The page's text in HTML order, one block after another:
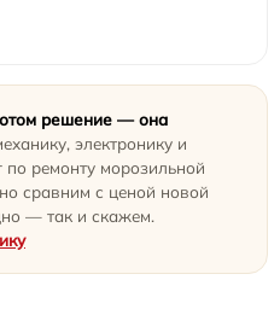
решение — она
электронику и
по ремонту морозильной
сравним с ценой новой
— так и скажем.